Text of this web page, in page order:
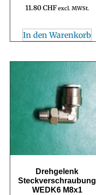
11.80CHF excl. MWSt.
In den Warenkorb
Drehgelenk
Steckverschraubung
WEDK6 M8x1